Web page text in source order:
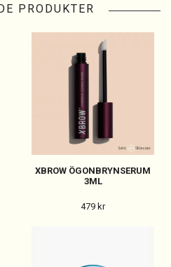
PRODUKTER
XBROW ÖGONBRYNSERUM
3ML
479 kr